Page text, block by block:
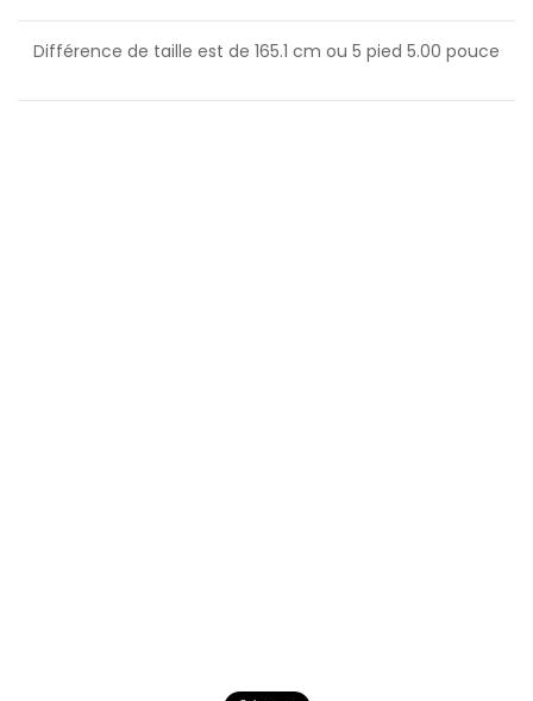
Différence de taille est de 165.1 cm ou 5 pied 5.00 pouce